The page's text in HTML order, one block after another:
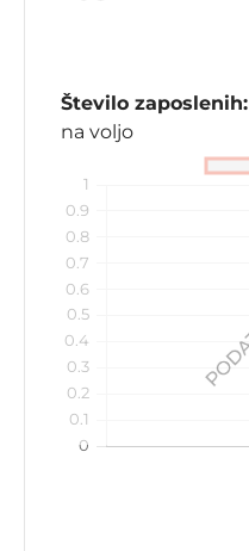
Število zaposlenih:
na voljo